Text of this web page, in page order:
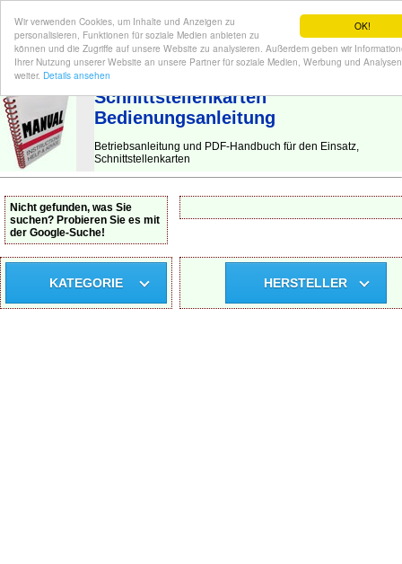
OK!
Wir verwenden Cookies, um Inhalte und Anzeigen zu
personalisieren, Funktionen für soziale Medien anbieten zu
können und die Zugriffe auf unsere Website zu analysieren. Außerdem geben wir
Ihrer Nutzung unserer Website an unsere Partner für soziale Medien, Werbung und Analysen
weiter. Details ansehen
BEDIENUNGSANLEITUNG | Hier finden Sie die deutsche Anleitung!
Schnittstellenkarten
Bedienungsanleitung
Betriebsanleitung und PDF-Handbuch für den Einsatz,
Schnittstellenkarten
Nicht gefunden, was Sie
suchen? Probieren Sie es mit
der Google-Suche!
KATEGORIE HERSTELLER